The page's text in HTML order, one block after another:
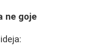
ne goje